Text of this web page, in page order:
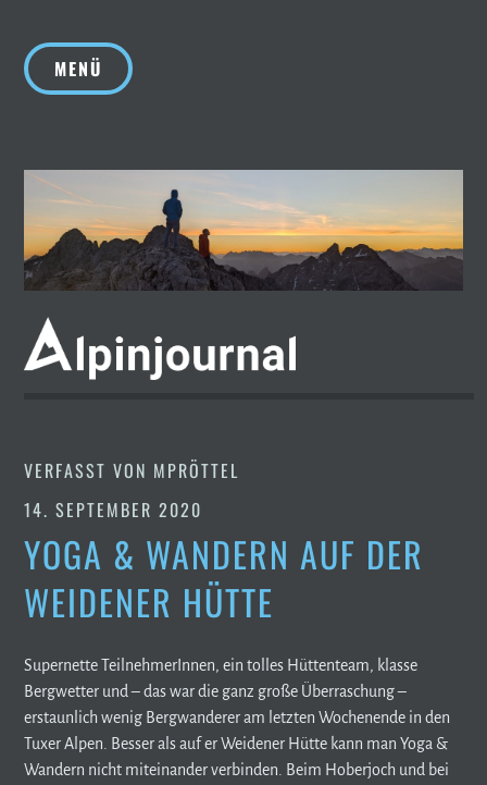
springen
MENÜ
VERFASST VON MPRÖTTEL
14. SEPTEMBER 2020
YOGA & WANDERN AUF DER
WEIDENER HÜTTE
Supernette TeilnehmerInnen, ein tolles Hüttenteam, klasse
Bergwetter und – das war die ganz große Überraschung –
erstaunlich wenig Bergwanderer am letzten Wochenende in den
Tuxer Alpen. Besser als auf er Weidener Hütte kann man Yoga &
Wandern nicht miteinander verbinden. Beim Hoberjoch und bei